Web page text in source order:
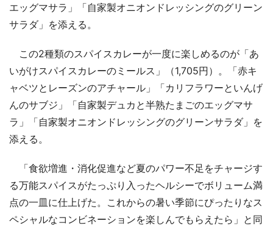
エッグマサラ」「自家製オニオンドレッシングのグリーン
サラダ」を添える。
この2種類のスパイスカレーが一度に楽しめるのが「あ
いがけスパイスカレーのミールス」（1,705円）。「赤キ
ャベツとレーズンのアチャール」「カリフラワーといんげ
んのサブジ」「自家製デュカと半熟たまごのエッグマサ
ラ」「自家製オニオンドレッシングのグリーンサラダ」を
添える。
「食欲増進・消化促進など夏のパワー不足をチャージす
る万能スパイスがたっぷり入ったヘルシーでボリューム満
点の一皿に仕上げた。これからの暑い季節にぴったりなス
ペシャルなコンビネーションを楽しんでもらえたら」と同